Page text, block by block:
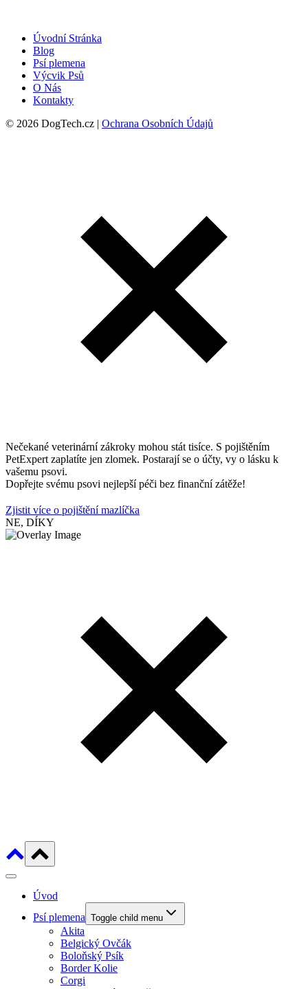
Úvodní Stránka
Blog
Psí plemena
Výcvik Psů
O Nás
Kontakty
© 2026 DogTech.cz | Ochrana Osobních Údajů
Nečekané veterinární zákroky mohou stát tisíce. S pojištěním
PetExpert zaplatíte jen zlomek. Postarají se o účty, vy o lásku k
vašemu psovi.
Dopřejte svému psovi nejlepší péči bez finanční zátěže!
Zjistit více o pojištění mazlíčka
NE, DÍKY
Úvod
Psí plemena Toggle child menu
Akita
Belgický Ovčák
Boloňský Psík
Border Kolie
Corgi